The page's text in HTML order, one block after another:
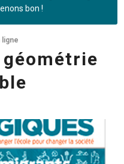
bon !
géométrie